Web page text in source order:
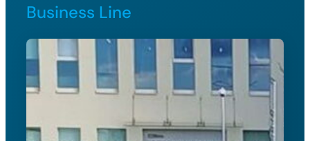
Business Line